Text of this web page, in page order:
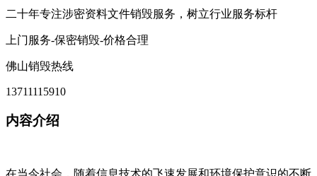
二十年专注涉密资料文件销毁服务，树立行业服务标杆
上门服务-保密销毁-价格合理
佛山销毁热线
13711115910
内容介绍